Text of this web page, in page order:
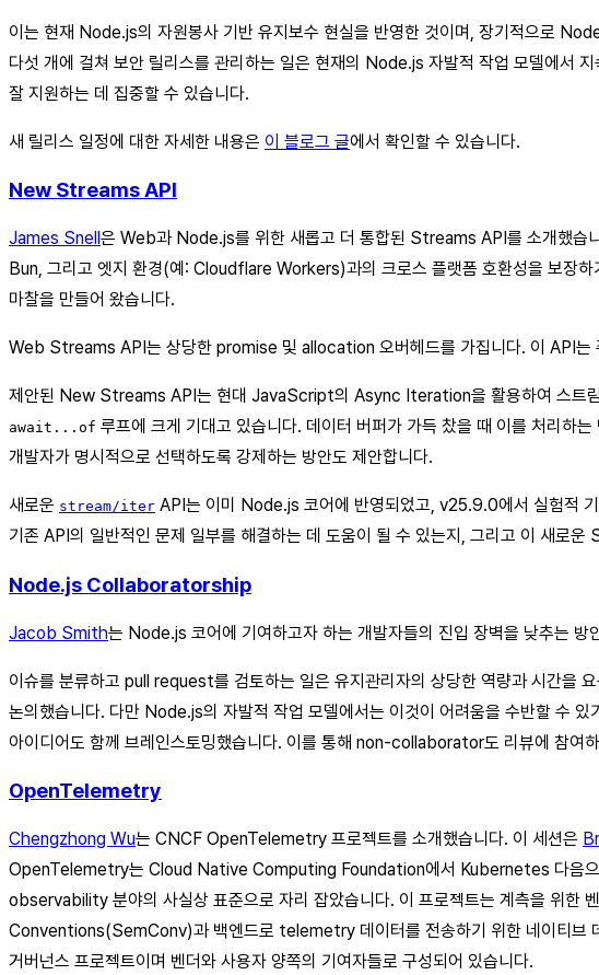
이는 현재 Node.js의 자원봉사 기반 유지보수 현실을 반영한 것이며, 장기적으로
다섯 개에 걸쳐 보안 릴리스를 관리하는 일은 현재의 Node.js 자발적 작업 모델에서
잘 지원하는 데 집중할 수 있습니다.
새 릴리스 일정에 대한 자세한 내용은 이 블로그 글에서 확인할 수 있습니다.
New Streams API
James Snell 은 Web과 Node.js를 위한 새롭고 더 통합된 Streams API를 소개했습
Bun, 그리고 엣지 환경(예: Cloudflare Workers)과의 크로스 플랫폼 호환성을 보장
마찰을 만들어 왔습니다.
Web Streams API는 상당한 promise 및 allocation 오버헤드를 가집니다. 이 API는
제안된 New Streams API는 현대 JavaScript의 Async Iteration을 활용하여 스트
await...of 루프에 크게 기대고 있습니다. 데이터 버퍼가 가득 찼을 때 이를 처리하
개발자가 명시적으로 선택하도록 강제하는 방안도 제안합니다.
새로운 stream/iter API는 이미 Node.js 코어에 반영되었고, v25.9.0에서 실험적
기존 API의 일반적인 문제 일부를 해결하는 데 도움이 될 수 있는지, 그리고 이 새로
Node.js Collaboratorship
Jacob Smith는 Node.js 코어에 기여하고자 하는 개발자들의 진입 장벽을 낮추는
이슈를 분류하고 pull request를 검토하는 일은 유지관리자의 상당한 역량과 시간을
논의했습니다. 다만 Node.js의 자발적 작업 모델에서는 이것이 어려움을 수반할
아이디어도 함께 브레인스토밍했습니다. 이를 통해 non-collaborator도 리뷰에 참여
OpenTelemetry
Chengzhong Wu는 CNCF OpenTelemetry 프로젝트를 소개했습니다. 이 세션은
OpenTelemetry는 Cloud Native Computing Foundation에서 Kubernetes 다음
observability 분야의 사실상 표준으로 자리 잡았습니다. 이 프로젝트는 계측을 위
Conventions(SemConv)과 백엔드로 telemetry 데이터를 전송하기 위한 네이티
거버넌스 프로젝트이며 벤더와 사용자 양쪽의 기여자들로 구성되어 있습니다.